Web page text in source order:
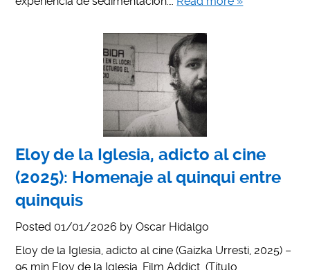
Eloy de la Iglesia, adicto al cine
(2025): Homenaje al quinqui entre
quinquis
Posted 01/01/2026 byOscar Hidalgo
Eloy de la Iglesia, adicto al cine (Gaizka Urresti, 2025) –
95 min Eloy de la Iglesia, Film Addict (Título